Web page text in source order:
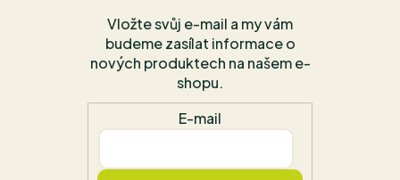
Vložte svůj e-mail a my vám
budeme zasílat informace o
nových produktech na našem e-
shopu.
E-mail